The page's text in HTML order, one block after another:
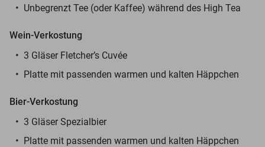
Unbegrenzt Tee (oder Kaffee) während des High Tea
Wein-Verkostung
3 Gläser Fletcher’s Cuvée
Platte mit passenden warmen und kalten Häppchen
Bier-Verkostung
3 Gläser Spezialbier
Platte mit passenden warmen und kalten Häppchen